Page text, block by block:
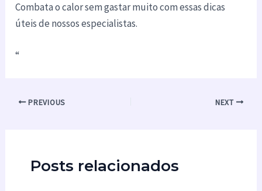
Combata o calor sem gastar muito com essas dicas
úteis de nossos especialistas.
“
PREVIOUS NEXT
Posts relacionados